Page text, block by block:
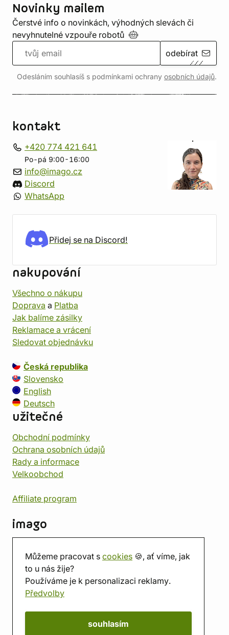
Můžeme pracovat s cookies 🍪, ať víme, jak
to u nás žije?
Používáme je k personalizaci reklamy.
Předvolby
souhlasím
Novinky mailem
Čerstvé info o novinkách, výhodných slevách či
nevyhnutelné vzpouře robotů
odebírat
Odesláním souhlasíš s podmínkami ochrany osobních údajů.
kontakt
+420 774 421 641
Po-pá 9:00-16:00
info@imago.cz
Discord
WhatsApp
Přidej se na Discord!
nakupování
Všechno o nákupu
Doprava a Platba
Jak balíme zásilky
Reklamace a vrácení
Sledovat objednávku
Česká republika
Slovensko
English
Deutsch
užitečné
Obchodní podmínky
Ochrana osobních údajů
Rady a informace
Velkoobchod
Affiliate program
imago
Prodejna
Herna
O nás
Hodnocení obchodu